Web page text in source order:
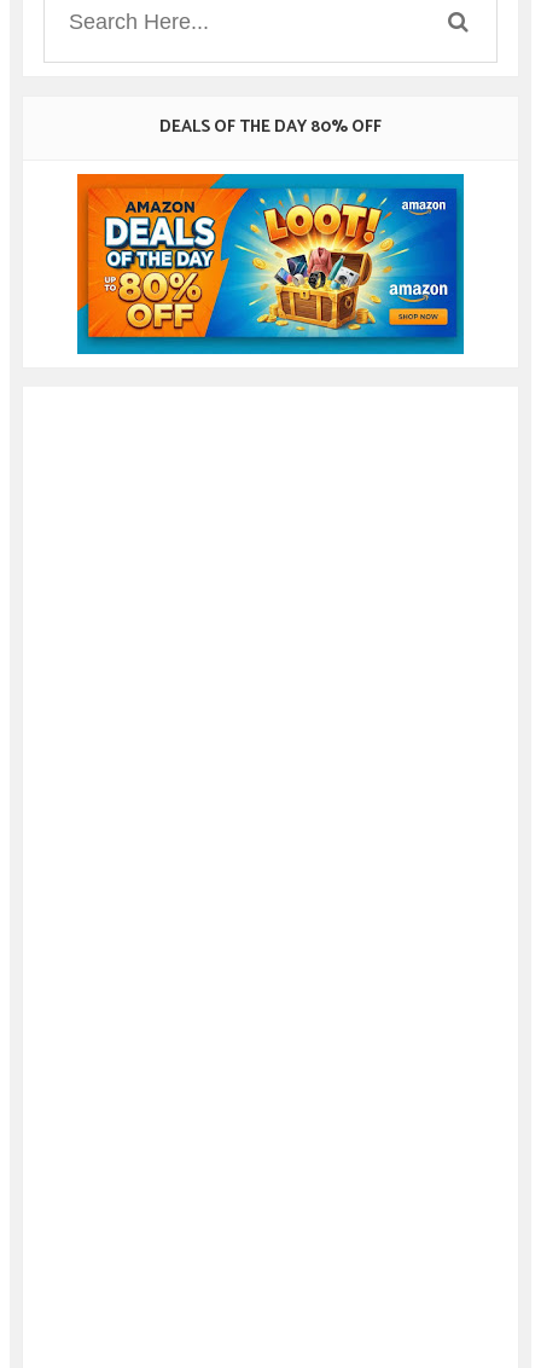
DEALS OF THE DAY 80% OFF